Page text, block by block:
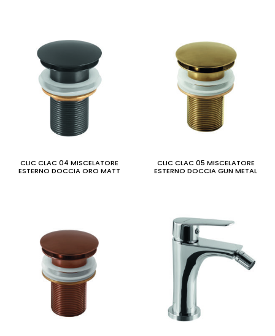
CLIC CLAC 04 MISCELATORE
ESTERNO DOCCIA ORO MATT
CLIC CLAC 05 MISCELATORE
ESTERNO DOCCIA GUN METAL